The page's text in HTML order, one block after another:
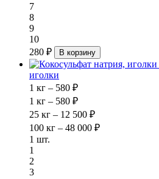
7
8
9
10
280 ₽
В корзину
иголки
1 кг – 580 ₽
1 кг – 580 ₽
25 кг – 12 500 ₽
100 кг – 48 000 ₽
1 шт.
1
2
3